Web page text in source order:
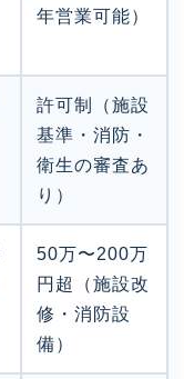
年営業可能）
許可制（施設
基準・消防・
衛生の審査あ
り）
50万〜200万
円超（施設改
修・消防設
備）